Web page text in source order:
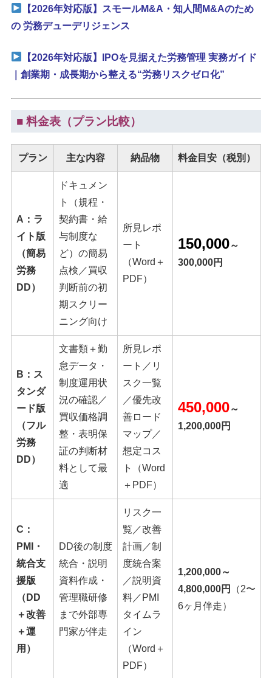
【2026年対応版】スモールM&A・知人間M&Aのため
の 労務デューデリジェンス
【2026年対応版】IPOを見据えた労務管理 実務ガイド
｜創業期・成長期から整える“労務リスクゼロ化”
■ 料金表（プラン比較）
プラン 主な内容 納品物 料金目安（税別）
A：ラ
イト版
（簡易
労務
DD）
ドキュメン
ト（規程・
契約書・給
与制度な
ど）の簡易
点検／買収
判断前の初
期スクリー
ニング向け
所見レポ
ート
（Word＋
PDF）
150,000～
300,000円
B：ス
タンダ
ード版
（フル
労務
DD）
文書類＋勤
怠データ・
制度運用状
況の確認／
買収価格調
整・表明保
証の判断材
料として最
適
所見レポ
ート／リ
スク一覧
／優先改
善ロード
マップ／
想定コス
ト（Word
＋PDF）
450,000～
1,200,000円
C：
PMI・
統合支
援版
（DD
＋改善
＋運
用）
DD後の制度
統合・説明
資料作成・
管理職研修
まで外部専
門家が伴走
リスク一
覧／改善
計画／制
度統合案
／説明資
料／PMI
タイムラ
イン
（Word＋
PDF）
1,200,000～
4,800,000円
（2〜
6ヶ月伴走）